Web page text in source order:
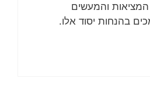
המציאות והמעשים
בהנחות יסוד אלו.